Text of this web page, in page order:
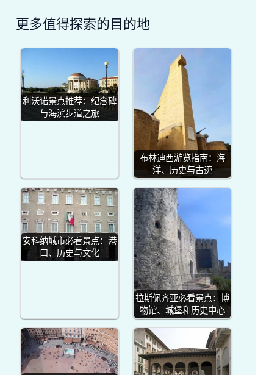
更多值得探索的目的地
利沃诺景点推荐：纪念碑
与海滨步道之旅
布林迪西游览指南：海
洋、历史与古迹
安科纳城市必看景点：港
口、历史与文化
拉斯佩齐亚必看景点：博
物馆、城堡和历史中心